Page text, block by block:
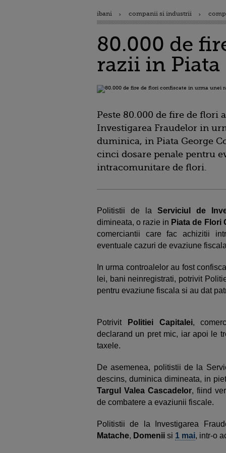
ibani companii si industrii
80.000 de
razii in Piata
Peste 80.000 de fire de flori
Investigarea Fraudelor in
duminica, in Piata George
cinci dosare penale pentru
intracomunitare de flori.
Politistii de la Serviciul de
dimineata, o razie in Piata de Flori
comerciantii care fac achizitii
eventuale cazuri de evaziune
In urma controalelor au fost
lei, bani neinregistrati, potrivit
pentru evaziune fiscala si au dat
Potrivit Politiei Capitalei,
declarand un pret mic, iar apoi le
taxele.
De asemenea, politistii de la
descins, duminica dimineata, in
Targul Valea Cascadelor, fiind
de combatere a evaziunii fiscale.
Politistii de la Investigarea
Matache, Domenii si 1 mai, intr-o